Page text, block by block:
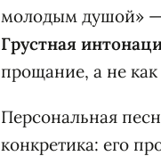
молодым душой» —
Грустная
прощание, а не
Персональная
конкретика: его